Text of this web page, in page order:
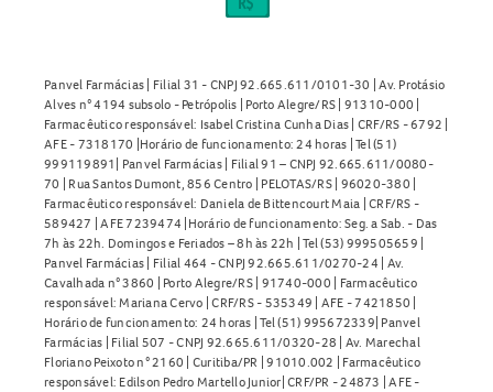
Panvel Farmácias | Filial 31 - CNPJ 92.665.611/0101-30 | Av. Protásio
Alves n° 4194 subsolo - Petrópolis | Porto Alegre/RS | 91310-000 |
Farmacêutico responsável: Isabel Cristina Cunha Dias | CRF/RS - 6792 |
AFE - 7318170 |Horário de funcionamento: 24 horas | Tel (51)
999119891| Panvel Farmácias | Filial 91 – CNPJ 92.665.611/0080-
70 | Rua Santos Dumont, 856 Centro | PELOTAS/RS | 96020-380 |
Farmacêutico responsável: Daniela de Bittencourt Maia | CRF/RS -
589427 | AFE 7239474 |Horário de funcionamento: Seg. a Sab. - Das
7h às 22h. Domingos e Feriados – 8h às 22h | Tel (53) 999505659 |
Panvel Farmácias | Filial 464 - CNPJ 92.665.611/0270-24 | Av.
Cavalhada n° 3860 | Porto Alegre/RS | 91740-000 | Farmacêutico
responsável: Mariana Cervo | CRF/RS - 535349 | AFE - 7421850 |
Horário de funcionamento: 24 horas | Tel (51) 995672339| Panvel
Farmácias | Filial 507 - CNPJ 92.665.611/0320-28 | Av. Marechal
Floriano Peixoto n° 2160 | Curitiba/PR | 91010.002 | Farmacêutico
responsável: Edilson Pedro Martello Junior| CRF/PR - 24873 | AFE -